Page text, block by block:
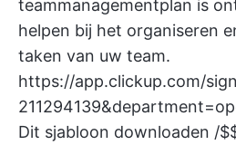
teammanagementplan is
helpen bij het organiseren
taken van uw team.
https://app.clickup.com/
Dit sjabloon downloaden /